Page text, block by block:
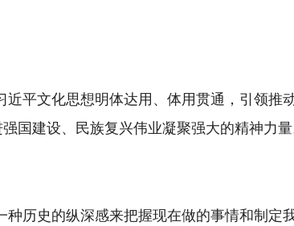
平文化思想明体达用、体用贯通，引领推
国建设、民族复兴伟业凝聚强大的精神力量
历史的纵深感来把握现在做的事情和制定